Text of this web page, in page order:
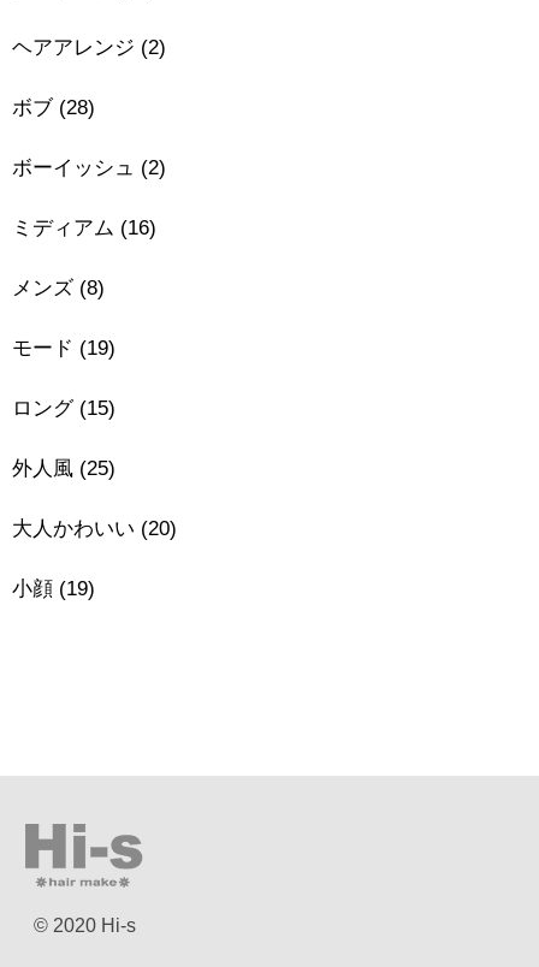
ヘアアレンジ (2)
ボブ(28)
ボーイッシュ (2)
ミディアム (16)
メンズ (8)
モード (19)
ロング(15)
外人風 (25)
大人かわいい (20)
小顔 (19)
© 2020 Hi-s